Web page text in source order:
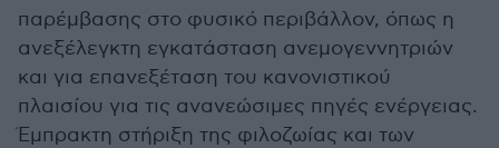
παρέμβασης στο φυσικό περιβάλλον, όπως η
ανεξέλεγκτη εγκατάσταση ανεμογεννητριών
και για επανεξέταση του κανονιστικού
πλαισίου για τις ανανεώσιμες πηγές ενέργειας.
Έμπρακτη στήριξη της φιλοζωίας και των